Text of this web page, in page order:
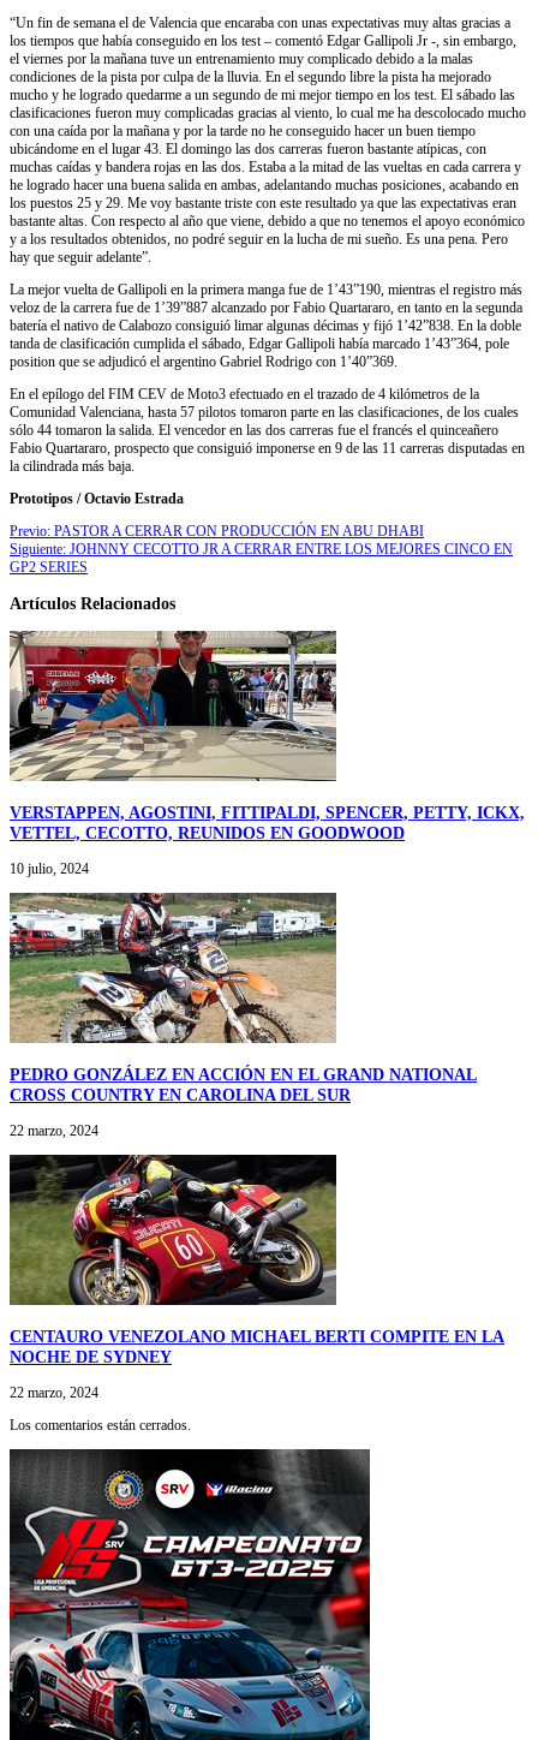
“Un fin de semana el de Valencia que encaraba con unas expectativas muy altas gracias a
los tiempos que había conseguido en los test – comentó Edgar Gallipoli Jr -, sin embargo,
el viernes por la mañana tuve un entrenamiento muy complicado debido a la malas
condiciones de la pista por culpa de la lluvia. En el segundo libre la pista ha mejorado
mucho y he logrado quedarme a un segundo de mi mejor tiempo en los test. El sábado las
clasificaciones fueron muy complicadas gracias al viento, lo cual me ha descolocado mucho
con una caída por la mañana y por la tarde no he conseguido hacer un buen tiempo
ubicándome en el lugar 43. El domingo las dos carreras fueron bastante atípicas, con
muchas caídas y bandera rojas en las dos. Estaba a la mitad de las vueltas en cada carrera y
he logrado hacer una buena salida en ambas, adelantando muchas posiciones, acabando en
los puestos 25 y 29. Me voy bastante triste con este resultado ya que las expectativas eran
bastante altas. Con respecto al año que viene, debido a que no tenemos el apoyo económico
y a los resultados obtenidos, no podré seguir en la lucha de mi sueño. Es una pena. Pero
hay que seguir adelante”.
La mejor vuelta de Gallipoli en la primera manga fue de 1’43”190, mientras el registro más
veloz de la carrera fue de 1’39”887 alcanzado por Fabio Quartararo, en tanto en la segunda
batería el nativo de Calabozo consiguió limar algunas décimas y fijó 1’42”838. En la doble
tanda de clasificación cumplida el sábado, Edgar Gallipoli había marcado 1’43”364, pole
position que se adjudicó el argentino Gabriel Rodrigo con 1’40”369.
En el epílogo del FIM CEV de Moto3 efectuado en el trazado de 4 kilómetros de la
Comunidad Valenciana, hasta 57 pilotos tomaron parte en las clasificaciones, de los cuales
sólo 44 tomaron la salida. El vencedor en las dos carreras fue el francés el quinceañero
Fabio Quartararo, prospecto que consiguió imponerse en 9 de las 11 carreras disputadas en
la cilindrada más baja.
Prototipos / Octavio Estrada
Previo: PASTOR A CERRAR CON PRODUCCIÓN EN ABU DHABI
Siguiente: JOHNNY CECOTTO JR A CERRAR ENTRE LOS MEJORES CINCO EN
GP2 SERIES
Artículos Relacionados
VERSTAPPEN, AGOSTINI, FITTIPALDI, SPENCER, PETTY, ICKX,
VETTEL, CECOTTO, REUNIDOS EN GOODWOOD
10 julio, 2024
PEDRO GONZÁLEZ EN ACCIÓN EN EL GRAND NATIONAL
CROSS COUNTRY EN CAROLINA DEL SUR
22 marzo, 2024
CENTAURO VENEZOLANO MICHAEL BERTI COMPITE EN LA
NOCHE DE SYDNEY
22 marzo, 2024
Los comentarios están cerrados.